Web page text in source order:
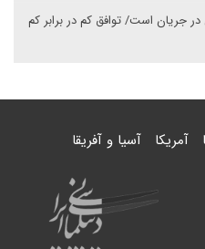
جریان است/ توافق کم در برابر کم
آمریکا آسیا و آفریقا